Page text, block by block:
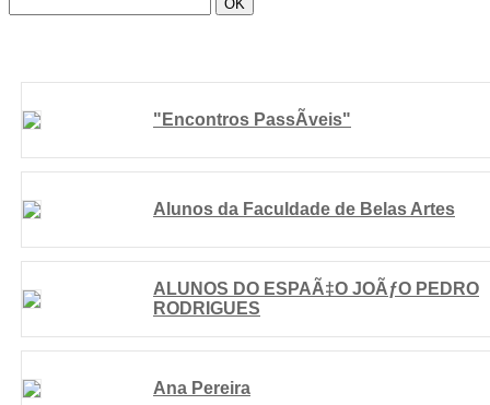
"Encontros PassÃ­veis"
Alunos da Faculdade de Belas Artes
ALUNOS DO ESPAÃ‡O JOÃƒO PEDRO
RODRIGUES
Ana Pereira